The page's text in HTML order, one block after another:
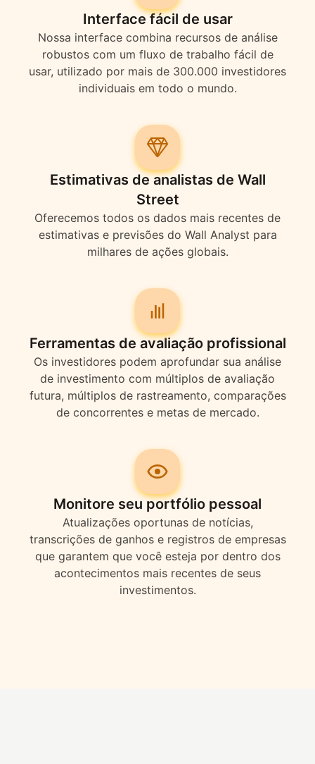
Interface fácil de usar
Nossa interface combina recursos de análise
robustos com um fluxo de trabalho fácil de
usar, utilizado por mais de 300.000 investidores
individuais em todo o mundo.
Estimativas de analistas de Wall
Street
Oferecemos todos os dados mais recentes de
estimativas e previsões do Wall Analyst para
milhares de ações globais.
Ferramentas de avaliação profissional
Os investidores podem aprofundar sua análise
de investimento com múltiplos de avaliação
futura, múltiplos de rastreamento, comparações
de concorrentes e metas de mercado.
Monitore seu portfólio pessoal
Atualizações oportunas de notícias,
transcrições de ganhos e registros de empresas
que garantem que você esteja por dentro dos
acontecimentos mais recentes de seus
investimentos.